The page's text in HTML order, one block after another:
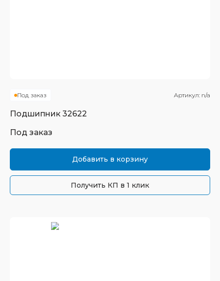
Под заказ Артикул: n/a
Подшипник 32622
Под заказ
Добавить в корзину
Получить КП в 1 клик